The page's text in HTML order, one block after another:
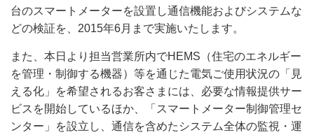
台のスマートメーターを設置し通信機能およびシステムな
どの検証を、2015年6月まで実施いたします。
また、本日より担当営業所内でHEMS（住宅のエネルギー
を管理・制御する機器）等を通じた電気ご使用状況の「見
える化」を希望されるお客さまには、必要な情報提供サー
ビスを開始しているほか、「スマートメーター制御管理セ
ンター」を設立し、通信を含めたシステム全体の監視・運